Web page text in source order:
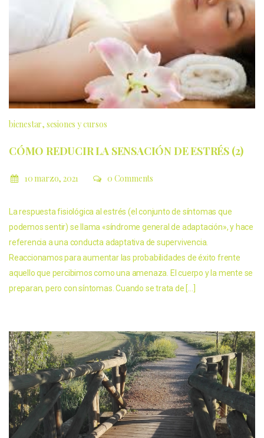
bienestar sesiones y cursos
CÓMO REDUCIR LA SENSACIÓN DE ESTRÉS (2)
10 marzo, 2021 0 Comments
La respuesta fisiológica al estrés (el conjunto de síntomas que
podemos sentir) se llama «síndrome general de adaptación», y hace
referencia a una conducta adaptativa de supervivencia.
Reaccionamos para aumentar las probabilidades de éxito frente
aquello que percibimos como una amenaza. El cuerpo y la mente se
preparan, pero con síntomas. Cuando se trata de […]